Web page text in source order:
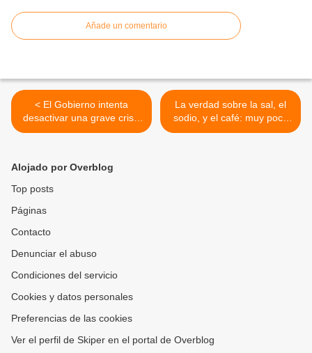
Añade un comentario
< El Gobierno intenta
desactivar una grave crisis
diplomática con China
La verdad sobre la sal, el
sodio, y el café: muy poca
sal relacionada con muerte
Alojado por Overblog
Top posts
Páginas
Contacto
Denunciar el abuso
Condiciones del servicio
Cookies y datos personales
Preferencias de las cookies
Ver el perfil de Skiper en el portal de Overblog